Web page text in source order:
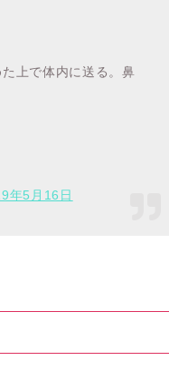
上で体内に送る。鼻
年5月16日